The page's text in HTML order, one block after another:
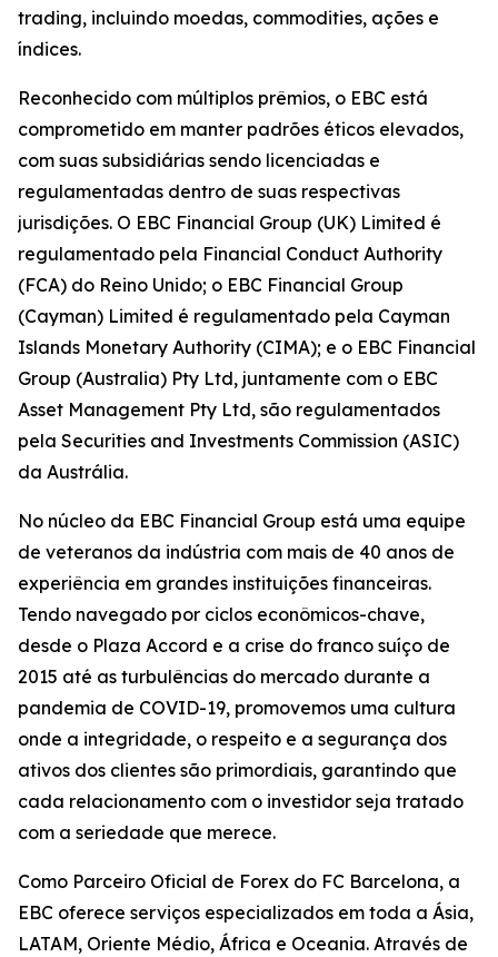
trading, incluindo moedas, commodities, ações e
índices.
Reconhecido com múltiplos prêmios, o EBC está
comprometido em manter padrões éticos elevados,
com suas subsidiárias sendo licenciadas e
regulamentadas dentro de suas respectivas
jurisdições. O EBC Financial Group (UK) Limited é
regulamentado pela Financial Conduct Authority
(FCA) do Reino Unido; o EBC Financial Group
(Cayman) Limited é regulamentado pela Cayman
Islands Monetary Authority (CIMA); e o EBC Financial
Group (Australia) Pty Ltd, juntamente com o EBC
Asset Management Pty Ltd, são regulamentados
pela Securities and Investments Commission (ASIC)
da Austrália.
No núcleo da EBC Financial Group está uma equipe
de veteranos da indústria com mais de 40 anos de
experiência em grandes instituições financeiras.
Tendo navegado por ciclos econômicos-chave,
desde o Plaza Accord e a crise do franco suíço de
2015 até as turbulências do mercado durante a
pandemia de COVID-19, promovemos uma cultura
onde a integridade, o respeito e a segurança dos
ativos dos clientes são primordiais, garantindo que
cada relacionamento com o investidor seja tratado
com a seriedade que merece.
Como Parceiro Oficial de Forex do FC Barcelona, a
EBC oferece serviços especializados em toda a Ásia,
LATAM, Oriente Médio, África e Oceania. Através de